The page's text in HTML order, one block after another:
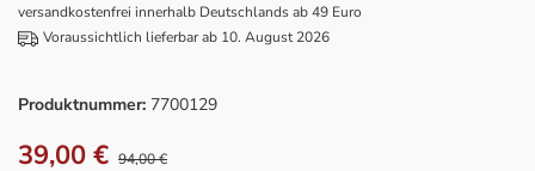
versandkostenfrei innerhalb Deutschlands ab 49 Euro
Voraussichtlich lieferbar ab 10. August 2026
Produktnummer: 7700129
39,00 € 94,00 €